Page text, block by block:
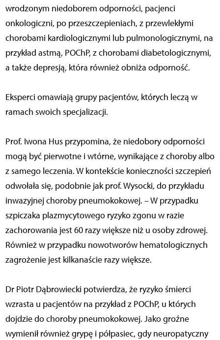
wrodzonym niedoborem odporności, pacjenci
onkologiczni, po przeszczepieniach, z przewlekłymi
chorobami kardiologicznymi lub pulmonologicznymi, na
przykład astmą, POChP, z chorobami diabetologicznymi,
a także depresją, która również obniża odporność.
Eksperci omawiają grupy pacjentów, których leczą w
ramach swoich specjalizacji.
Prof. Iwona Hus przypomina, że niedobory odporności
mogą być pierwotne i wtórne, wynikające z choroby albo
z samego leczenia. W kontekście konieczności szczepień
odwołała się, podobnie jak prof. Wysocki, do przykładu
inwazyjnej choroby pneumokokowej. – W przypadku
szpiczaka plazmycytowego ryzyko zgonu w razie
zachorowania jest 60 razy większe niż u osoby zdrowej.
Również w przypadku nowotworów hematologicznych
zagrożenie jest kilkanaście razy większe.
Dr Piotr Dąbrowiecki potwierdza, że ryzyko śmierci
wzrasta u pacjentów na przykład z POChP, u których
dojdzie do choroby pneumokokowej. Jako groźne
wymienił również grypę i półpasiec, gdy neuropatyczny